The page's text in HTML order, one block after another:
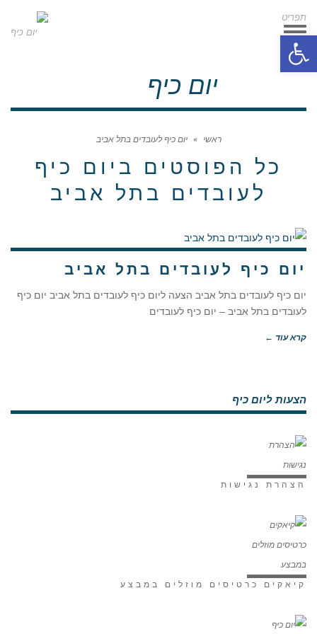
פתח סרגל נגישות
תפריט
תפריט
יום כיף
ראשי » יום כיף לעובדים בתל אביב
כל הפוסטים ב יום כיף
לעובדים בתל אביב
יום כיף לעובדים בתל אביב
יום כיף לעובדים בתל אביב הצעה ליום כיף לעובדים בתל אביב יום כיף
לעובדים בתל אביב – יום כיף לעובדים
קרא עוד ←
הצעות ליום כיף
הצהרת נגישות
קיאקים כרטיסים מוזלים במבצע